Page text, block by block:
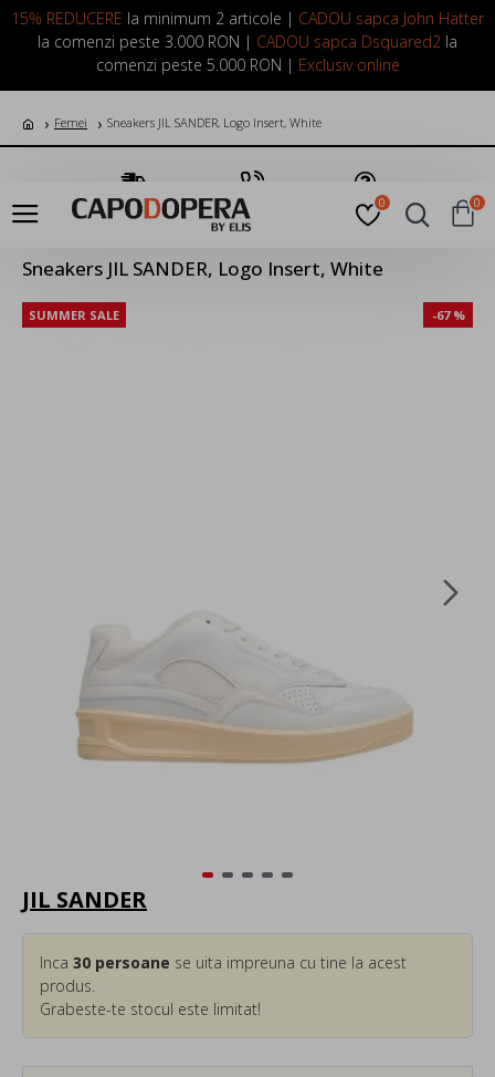
15% REDUCERE la minimum 2 articole | CADOU sapca John Hatter
la comenzi peste 3.000 RON | CADOU sapca Dsquared2 la
comenzi peste 5.000 RON | Exclusiv online
LOGIN INREGISTRARE
0 0
Femei Sneakers JIL SANDER, Logo Insert, White
Transport Gratuit Suna Acum Pune o Intrebare
Sneakers JIL SANDER, Logo Insert, White
SUMMER SALE -67 %
JIL SANDER
Inca 30 persoane se uita impreuna cu tine la acest
produs.
Grabeste-te stocul este limitat!